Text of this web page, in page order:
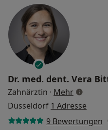
Dr. med. dent. Vera
Zahnärztin · Mehrüber
Düsseldorf 1 Adresse
9 Bewertungen